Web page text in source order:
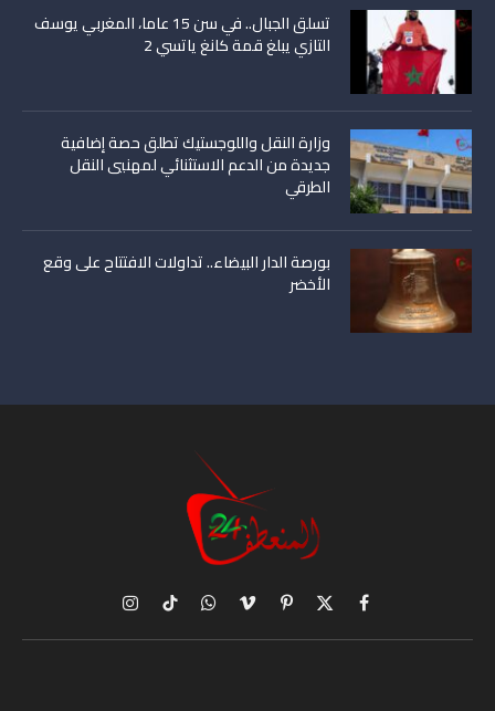
تسلق الجبال.. في سن 15 عاما، المغربي يوسف
التازي يبلغ قمة كانغ ياتسي 2
وزارة النقل واللوجستيك تطلق حصة إضافية
جديدة من الدعم الاستثنائي لمهنيي النقل
الطرقي
بورصة الدار البيضاء.. تداولات الافتتاح على وقع
الأخضر
فيسبوك
X
(Twitter)
بينتيريستفيميوواتسابتيكتوكالانستغرام